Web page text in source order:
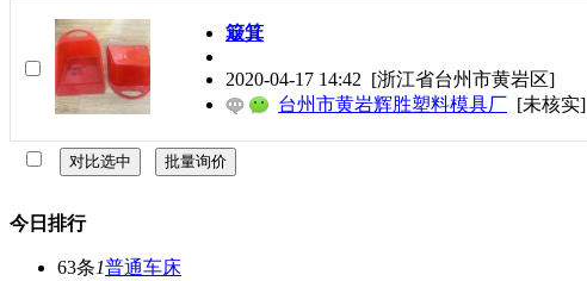
簸箕
2020-04-17 14:42 [浙江省台州市黄岩区]
台州市黄岩辉胜塑料模具厂 [未核实]
今日排行
63条1普通车床